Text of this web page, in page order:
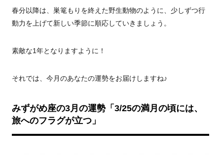
春分以降は、巣篭もりを終えた野生動物のように、少しずつ行
動力を上げて新しい季節に順応していきましょう。
素敵な1年となりますように！
それでは、今月のあなたの運勢をお届けしますね♪
みずがめ座の3月の運勢「3/25の満月の頃には、
旅へのフラグが立つ」